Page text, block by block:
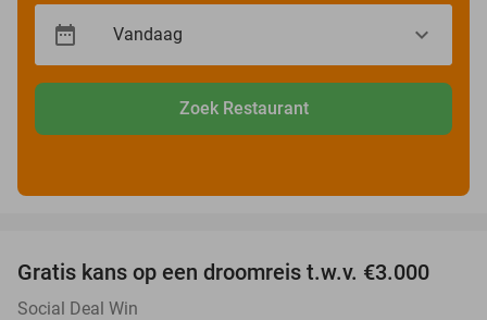
Zoek Restaurant
Gratis kans op een droomreis t.w.v. €3.000
Social Deal Win